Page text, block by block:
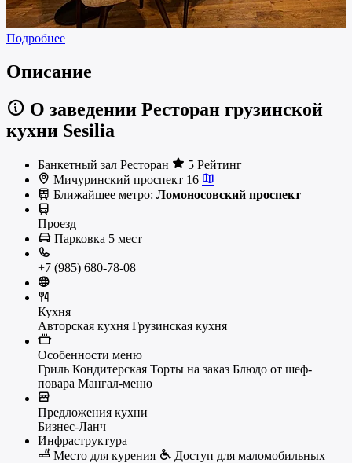
Подробнее
Описание
О заведении Ресторан грузинской
кухни Sesilia
Банкетный зал Ресторан
5 Рейтинг
Мичуринский проспект 16
Ближайшее метро: Ломоносовский проспект
Проезд
Парковка 5 мест
+7 (985) 680-78-08
Кухня
Авторская кухня Грузинская кухня
Особенности меню
Гриль Кондитерская Торты на заказ Блюдо от шеф-
повара Мангал-меню
Предложения кухни
Бизнес-Ланч
Инфраструктура
Место для курения
Доступ для маломобильных